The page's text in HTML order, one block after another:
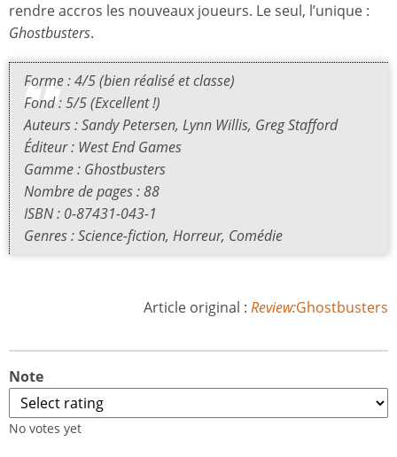
rendre accros les nouveaux joueurs. Le seul, l’unique :
Ghostbusters.
Forme : 4/5 (bien réalisé et classe)
Fond : 5/5 (Excellent !)
Auteurs : Sandy Petersen, Lynn Willis, Greg Stafford
Éditeur : West End Games
Gamme : Ghostbusters
Nombre de pages : 88
ISBN : 0-87431-043-1
Genres : Science-fiction, Horreur, Comédie
Article original : Review:Ghostbusters
Note
No votes yet